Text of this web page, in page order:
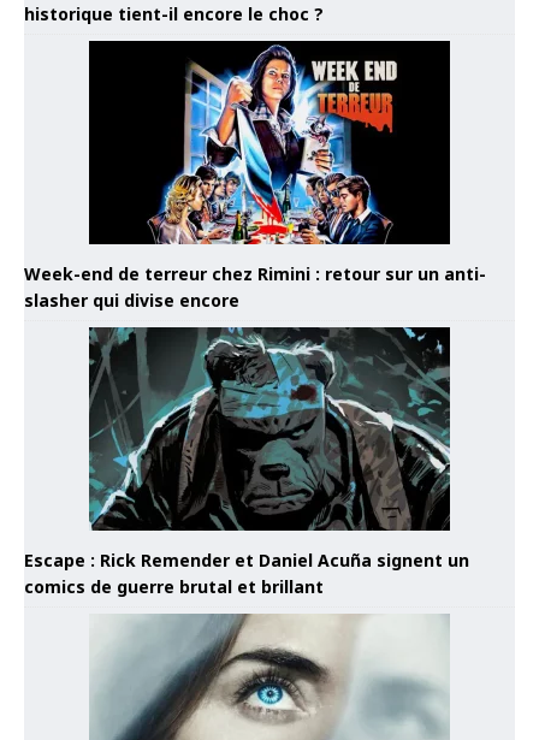
historique tient-il encore le choc ?
Week-end de terreur chez Rimini : retour sur un anti-
slasher qui divise encore
Escape : Rick Remender et Daniel Acuña signent un
comics de guerre brutal et brillant